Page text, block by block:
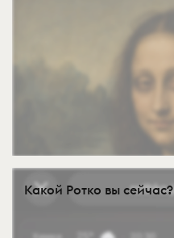
Какой Ротко вы сейчас?